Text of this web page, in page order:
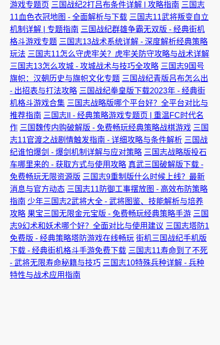
游戏专题页 三国战纪2打吕布条件详解 | 攻略指南 三国志
11血色衣冠地图 - 全面解析与下载 三国志11武将叛变自立
机制详解 | 专题指南 三国战纪群雄争霸无双版 - 经典街机
格斗游戏专题 三国志13战术系统详解 - 深度解析经典策略
玩法 三国志11怎么守虎牢关？虎牢关防守攻略与战术详解
三国志13怎么攻城 - 攻城战术与技巧全攻略 三国志9国号
旗帜：汉朝历史与旗帜文化专题 三国战纪青版吕布怎么出
- 出招表与打法攻略 三国战纪拳皇版下载2023年 - 经典街
机格斗游戏合集 三国志战略版哪个平台好？全平台对比与
推荐指南 三国志II - 经典策略游戏专题页 | 重温FC时代名
作 三国魏传内购破解版 - 免费畅玩经典策略战棋游戏 三国
志11官渡之战剧情触发指南 - 详细攻略与条件解析 三国战
纪谁怕爆剑 - 爆剑机制详解与应对策略 三国志战略版投石
车哪里来的 - 获取方式与使用攻略 真武三国破解版下载 -
免费畅玩无限资源版 三国志9重制版什么时候上线？最新
消息与官方动态 三国志11防御工事摆放图 - 高效布防策略
指南 少年三国志2武将大全 - 武将图鉴、技能解析与培养
攻略 果宝三国无限金元宝版 - 免费畅玩经典策略手游 三国
志9幻术和妖术哪个好？全面对比与使用建议 三国志塔防1
免费版 - 经典策略塔防游戏在线畅玩 街机三国战纪手机版
下载 - 经典街机格斗手游免费下载 三国志11寿命到了不死
- 武将无限寿命秘籍与技巧 三国志10特殊兵种详解 - 兵种
特性与战术应用指南